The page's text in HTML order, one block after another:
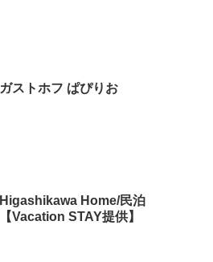
ガストホフ ぱぴりお
Higashikawa Home/民泊
【Vacation STAY提供】